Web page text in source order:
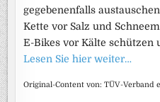
gegebenenfalls
Kette vor Salz und
E-Bikes vor Kälte schützen
Lesen Sie hier weiter…
Original-Content von: TÜV-